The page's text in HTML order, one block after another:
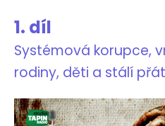
1. díl
Systémová korupce,
rodiny, děti a stálí